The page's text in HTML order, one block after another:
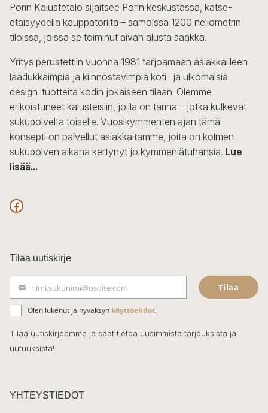
Porin Kalustetalo sijaitsee Porin keskustassa, katse-
etäisyydellä kauppatorilta – samoissa 1200 neliömetrin
tiloissa, joissa se toiminut aivan alusta saakka.
Yritys perustettiin vuonna 1981 tarjoamaan asiakkailleen
laadukkaimpia ja kiinnostavimpia koti- ja ulkomaisia
design-tuotteita kodin jokaiseen tilaan. Olemme
erikoistuneet kalusteisiin, joilla on tarina – jotka kulkevat
sukupolvelta toiselle. Vuosikymmenten ajan tämä
konsepti on palvellut asiakkaitamme, joita on kolmen
sukupolven aikana kertynyt jo kymmeniätuhansia. Lue
lisää...
F
c
e
b
o
o
k
Tilaa uutiskirje
ä
h
k
t
nimi.sukunimi@osoite.com Tilaa
Olen lukenut ja hyväksyn käyttöehdot.
Tilaa uutiskirjeemme ja saat tietoa uusimmista tarjouksista ja
uutuuksista!
YHTEYSTIEDOT